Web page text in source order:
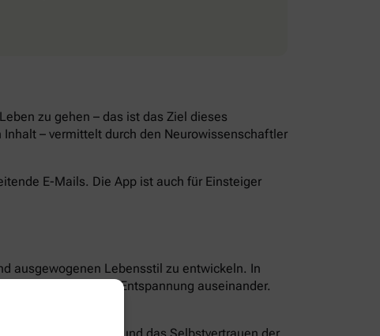
zu gehen – das ist das Ziel dieses
– vermittelt durch den Neurowissenschaftler
E-Mails. Die App ist auch für Einsteiger
ausgewogenen Lebensstil zu entwickeln. In
Ernährung und Entspannung auseinander.
und das Selbstvertrauen der